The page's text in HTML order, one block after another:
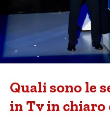
Quali sono le
in Tv in chiaro